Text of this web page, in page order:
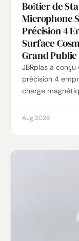
Boîtier de
Microphone
Précision 4
Surface
Grand Public
JBRplas a
précision 4
charge
cosmétique de
grâce à un
d'injection, un
DFM pour une
Aug 2026